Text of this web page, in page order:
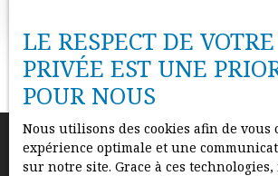
LE RESPECT DE
PRIVÉE EST UNE
POUR NOUS
Nous utilisons des cookies afin de
expérience optimale et une
sur notre site. Grace à ces